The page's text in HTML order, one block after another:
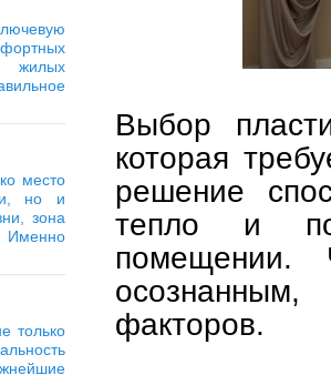
жилых
место
но и
зона
Именно
только
Выбор
которая
решение
тепло и
помещении.
факторов.